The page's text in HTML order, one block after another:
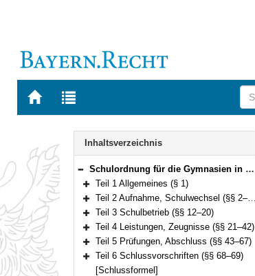
Zur
BAYERN.RECHT
Zur
letzten
Navigation
Inhaltsverzeichnis
Bereich reduzieren
Schulordnung für die Gymnasien in Bayern (Gymnasialschulordnung – GSO) Vom 23. Januar 2007 (GVBl. S. 68) BayRS 2235-1-1-1-K (§§ 1–69)
Bereich erweitern
Teil 1 Allgemeines (§ 1)
Bereich erweitern
Teil 2 Aufnahme, Schulwechsel (§§ 2–11)
Bereich erweitern
Teil 3 Schulbetrieb (§§ 12–20)
Bereich erweitern
Teil 4 Leistungen, Zeugnisse (§§ 21–42)
Bereich erweitern
Teil 5 Prüfungen, Abschluss (§§ 43–67)
Bereich erweitern
Teil 6 Schlussvorschriften (§§ 68–69)
[Schlussformel]